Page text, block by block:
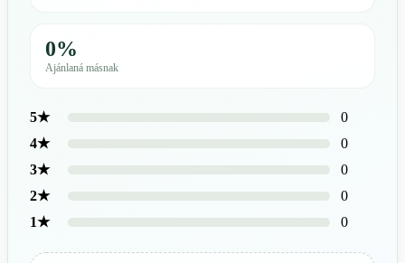
0%
Ajánlaná másnak
5★
0
4★
0
3★
0
2★
0
1★
0